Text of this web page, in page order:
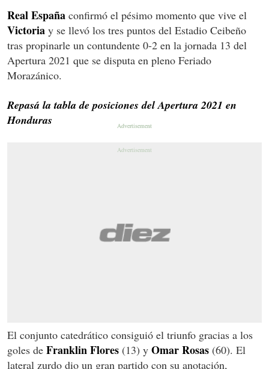
Real España confirmó el pésimo momento que vive el
Victoria y se llevó los tres puntos del Estadio Ceibeño
tras propinarle un contundente 0-2 en la jornada 13 del
Apertura 2021 que se disputa en pleno Feriado
Morazánico.
Repasá la tabla de posiciones del Apertura 2021 en
Honduras
El conjunto catedrático consiguió el triunfo gracias a los
goles de Franklin Flores (13) y Omar Rosas (60). El
lateral zurdo dio un gran partido con su anotación,